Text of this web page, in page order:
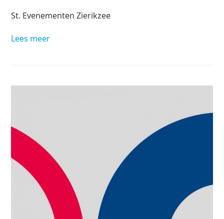
St. Evenementen Zierikzee
Lees meer